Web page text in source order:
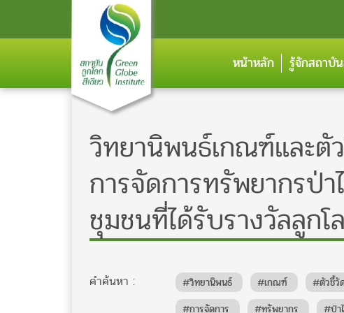
หน้าหลัก รู้จักสถาบั
วิทยานิพนธ์เกณฑ์และตั
การจัดการทรัพยากรป่
ชุมชนที่ได้รับรางวัลลูกโ
คำค้นหา : #วิทยานิพนธ์ #เกณฑ์ #ตัวชี้วั
#การจัดการ
#ทรัพยากร #ป่า